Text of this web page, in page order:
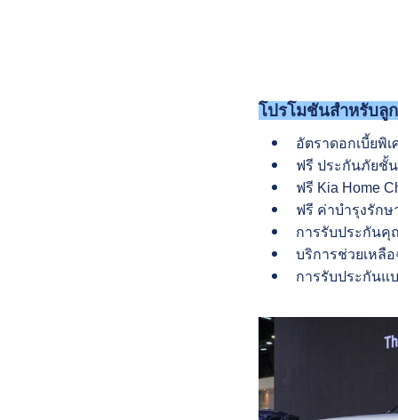
โปรโมชันสำหรับลู
อัตราดอกเบี้ยพิ
ฟรี ประกันภัยชั้น
ฟรี Kia Home
ฟรี ค่าบำรุงรักษ
การรับประกันคุ
บริการช่วยเหลือ
การรับประกันแ